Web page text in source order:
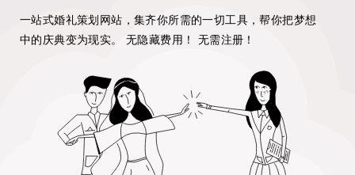
一站式婚礼策划网站，集齐你所需的一切工具，帮你把梦想
中的庆典变为现实。
无隐藏费用！ 无需注册！